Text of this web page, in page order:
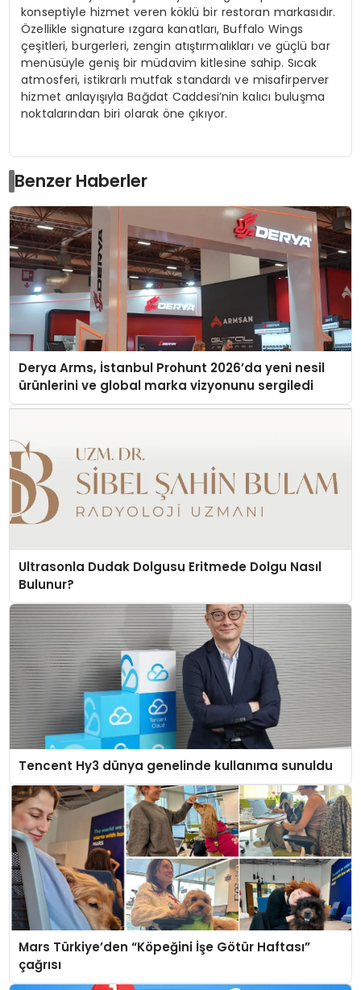
konseptiyle hizmet veren köklü bir restoran markasıdır.
Özellikle signature ızgara kanatları, Buffalo Wings
çeşitleri, burgerleri, zengin atıştırmalıkları ve güçlü bar
menüsüyle geniş bir müdavim kitlesine sahip. Sıcak
atmosferi, istikrarlı mutfak standardı ve misafirperver
hizmet anlayışıyla Bağdat Caddesi’nin kalıcı buluşma
noktalarından biri olarak öne çıkıyor.
Benzer Haberler
Derya Arms, İstanbul Prohunt 2026’da yeni nesil
ürünlerini ve global marka vizyonunu sergiledi
Ultrasonla Dudak Dolgusu Eritmede Dolgu Nasıl
Bulunur?
Tencent Hy3 dünya genelinde kullanıma sunuldu
Mars Türkiye’den “Köpeğini İşe Götür Haftası”
çağrısı